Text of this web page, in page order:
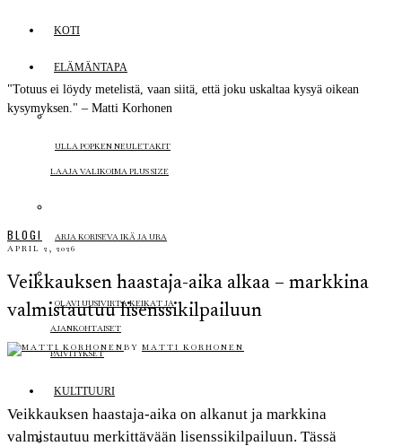
KOTI
ELÄMÄNTAPA
ULLA POPKEN NEULETAKIT
LAAJA VALIKOIMA PLUS SIZE
ARJA KORISEVA IKÄ JA URA
OLAVI UUSIVIRTA KEIKAT JA
AJANKOHTAISET
PÄIVITYKSET
KULTTUURI
"Totuus ei löydy metelistä, vaan siitä, että joku uskaltaa kysyä oikean
kysymyksen." – Matti Korhonen
BLOGI
APRIL 2, 2026
Veikkauksen haastaja-aika alkaa – markkina
valmistautuu lisenssikilpailuun
BY MATTI KORHONEN
Veikkauksen haastaja-aika on alkanut ja markkina
valmistautuu merkittävään lisenssikilpailuun. Tässä